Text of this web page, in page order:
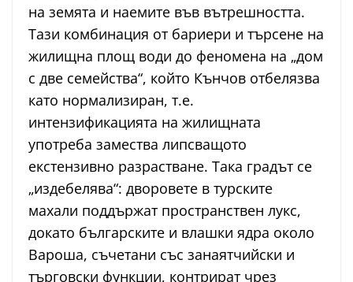
на земята и наемите във вътрешността.
Тази комбинация от бариери и търсене на
жилищна площ води до феномена на „дом
с две семейства“, който Кънчов отбелязва
като нормализиран, т.е.
интензификацията на жилищната
употреба замества липсващото
екстензивно разрастване. Така градът се
„издебелява“: дворовете в турските
махали поддържат пространствен лукс,
докато българските и влашки ядра около
Вароша, съчетани със занаятчийски и
търговски функции, контрират чрез